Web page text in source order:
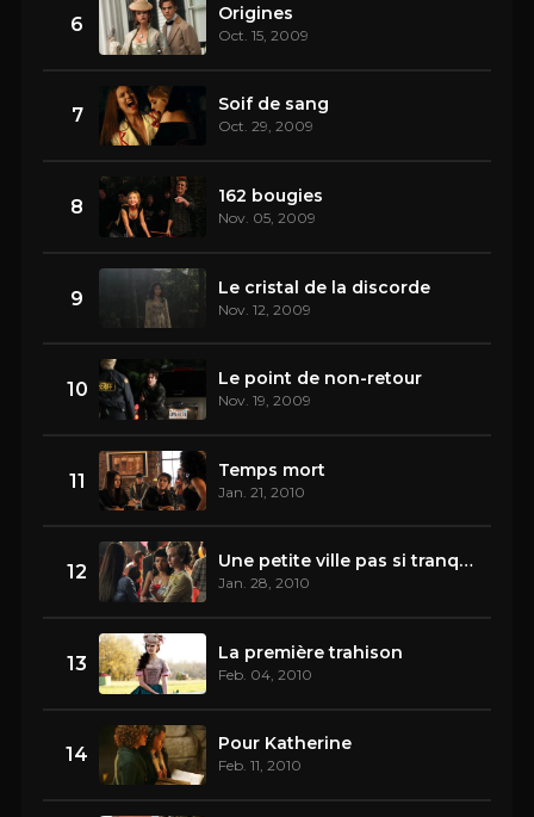
6 Origines
Oct. 15, 2009
7 Soif de sang
Oct. 29, 2009
8 162 bougies
Nov. 05, 2009
9 Le cristal de la discorde
Nov. 12, 2009
10 Le point de non-retour
Nov. 19, 2009
11 Temps mort
Jan. 21, 2010
12 Une petite ville pas si tranquille
Jan. 28, 2010
13 La première trahison
Feb. 04, 2010
14 Pour Katherine
Feb. 11, 2010